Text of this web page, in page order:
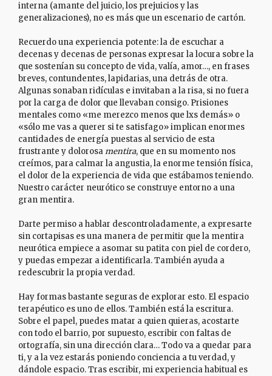
interna (amante del juicio, los prejuicios y las
generalizaciones), no es más que un escenario de cartón.
Recuerdo una experiencia potente: la de escuchar a
decenas y decenas de personas expresar la locura sobre la
que sostenían su concepto de vida, valía, amor…, en frases
breves, contundentes, lapidarias, una detrás de otra.
Algunas sonaban ridículas e invitaban a la risa, si no fuera
por la carga de dolor que llevaban consigo. Prisiones
mentales como «me merezco menos que lxs demás» o
«sólo me vas a querer si te satisfago» implican enormes
cantidades de energía puestas al servicio de esta
frustrante y dolorosamentira, que en su momento nos
creímos, para calmar la angustia, la enorme tensión física,
el dolor de la experiencia de vida que estábamos teniendo.
Nuestro carácter neurótico se construye entorno a una
gran mentira.
Darte permiso a hablar descontroladamente, a expresarte
sin cortapisas es una manera de permitir que la mentira
neurótica empiece a asomar su patita con piel de cordero,
y puedas empezar a identificarla. También ayuda a
redescubrir la propia verdad.
Hay formas bastante seguras de explorar esto. El espacio
terapéutico es uno de ellos. También está la escritura.
Sobre el papel, puedes matar a quien quieras, acostarte
con todo el barrio, por supuesto, escribir con faltas de
ortografía, sin una dirección clara… Todo va a quedar para
ti, y a la vez estarás poniendo conciencia a tu verdad, y
dándole espacio. Tras escribir, mi experiencia habitual es